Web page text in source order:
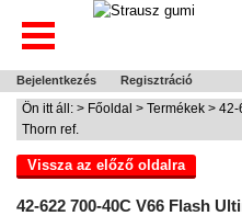
Bejelentkezés Regisztráció
Ön itt áll: > Főoldal > Termékek > 42-
Thorn ref.
Vissza az előző oldalra
42-622 700-40C V66 Flash